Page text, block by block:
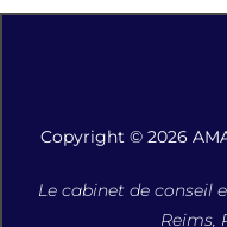
Copyright © 2026
Le cabinet de conseil
Reims,